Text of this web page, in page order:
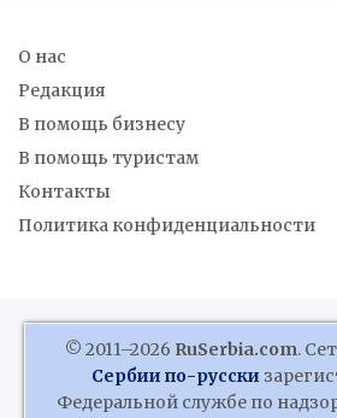
О нас
Редакция
В помощь бизнесу
В помощь туристам
Контакты
Политика конфиденциальности
© 2011–2026 RuSerbia.com.
Сербии по-русски
Федеральной службе по